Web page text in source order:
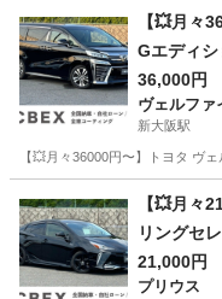
【💥月々
Gエディ
36,000円
ヴェルファ
新大阪駅
【💥月々36000円〜】トヨタ ヴ
新大阪駅
【💥月々
リングセ
21,000円
プリウス